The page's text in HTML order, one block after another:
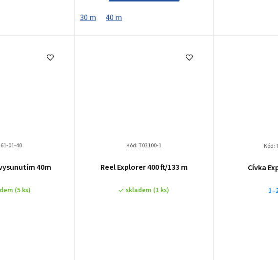
30 m 40 m
40m
(5 ks)
61-01-40
Reel Explorer 400 ft/133 m
skladem (1 ks)
Kód:T03100-1
Cívka
Kód: